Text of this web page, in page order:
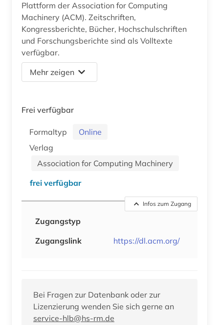
Plattform der Association for Computing
Machinery (ACM). Zeitschriften,
Kongressberichte, Bücher, Hochschulschriften
und Forschungsberichte sind als Volltexte
verfügbar.
Mehr zeigen
Frei verfügbar
Formaltyp
Online
Verlag
Association for Computing Machinery
frei verfügbar
Infos zum Zugang
Zugangstyp
Zugangslink
https://dl.acm.org/
Bei Fragen zur Datenbank oder zur
Lizenzierung wenden Sie sich gerne an
service-hlb@hs-rm.de